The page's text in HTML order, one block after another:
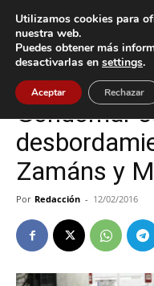
Inicio Gondomar
Gondomar Sucesos
Gondomar
Zamáns y
Por Redacción - 12/02/2016
Utilizamos cookies para
nuestra web.
Puedes obtener más
desactivarlas en settings.
Aceptar Rechazar